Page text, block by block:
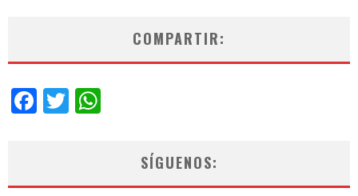
COMPARTIR:
Facebook
Twitter
SÍGUENOS: